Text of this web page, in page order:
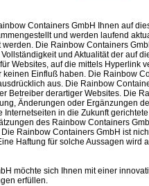
Containers GmbH Ihnen auf
und werden laufend
werden. Die Rainbow Containers
und Aktualität der auf
Websites, auf die mittels Hyperlink
keinen Einfluß haben. Die Rainbow
aus. Die Rainbow
Betreiber derartiger Websites. Die
Änderungen oder Ergänzungen
Internetseiten in die Zukunft
des Rainbow Containers
Rainbow Containers GmbH ist
Haftung für solche Aussagen wird
möchte sich Ihnen mit einer
erfüllen.